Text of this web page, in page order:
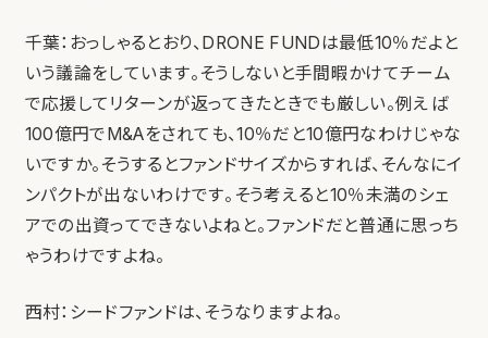
千葉：おっしゃるとおり、DRONE FUNDは最低10％だよと
いう議論をしています。そうしないと手間暇かけてチーム
で応援してリターンが返ってきたときでも厳しい。例えば
100億円でM&Aをされても、10％だと10億円なわけじゃな
いですか。そうするとファンドサイズからすれば、そんなにイ
ンパクトが出ないわけです。そう考えると10％未満のシェ
アでの出資ってできないよねと。ファンドだと普通に思っち
ゃうわけですよね。
西村：シードファンドは、そうなりますよね。